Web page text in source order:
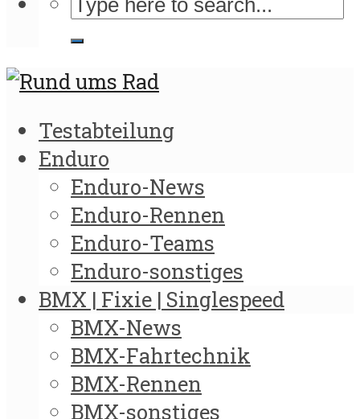
Testabteilung
Enduro
Enduro-News
Enduro-Rennen
Enduro-Teams
Enduro-sonstiges
BMX | Fixie | Singlespeed
BMX-News
BMX-Fahrtechnik
BMX-Rennen
BMX-sonstiges